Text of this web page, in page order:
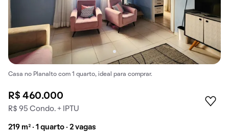
Casa no Planalto com 1 quarto, ideal para comprar.
R$ 460.000
R$ 95 Condo. + IPTU
219 m² · 1 quarto · 2 vagas